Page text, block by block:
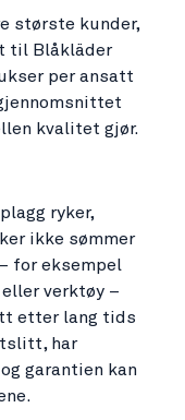
største kunder,
til Blåkläder
per ansatt
kvalitet gjør.
ryker,
ikke sømmer
for eksempel
verktøy –
etter lang tids
har
garantien kan